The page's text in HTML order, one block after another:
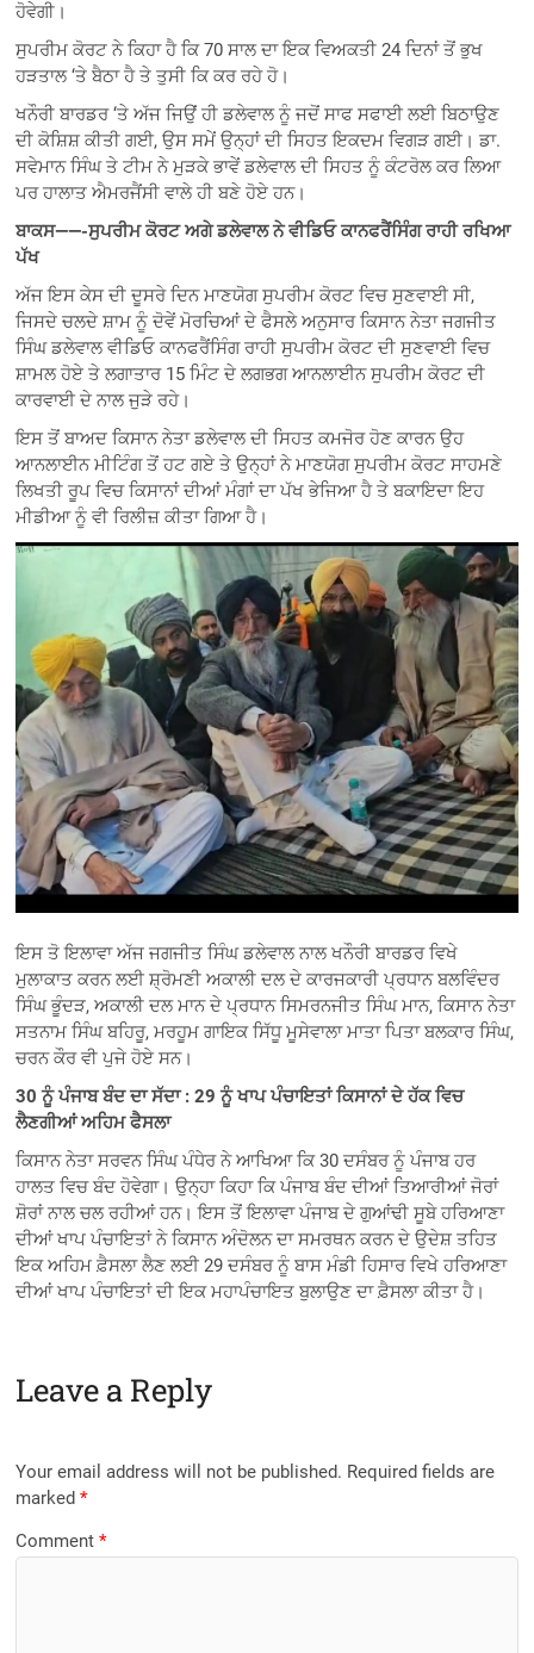
ਹੋਵੇਗੀ।
ਸੁਪਰੀਮ ਕੋਰਟ ਨੇ ਕਿਹਾ ਹੈ ਕਿ 70 ਸਾਲ ਦਾ ਇਕ ਵਿਅਕਤੀ 24 ਦਿਨਾਂ ਤੋਂ ਭੁਖ
ਹੜਤਾਲ ‘ਤੇ ਬੈਠਾ ਹੈ ਤੇ ਤੁਸੀ ਕਿ ਕਰ ਰਹੇ ਹੋ।
ਖਨੌਰੀ ਬਾਰਡਰ ‘ਤੇ ਅੱਜ ਜਿਉਂ ਹੀ ਡਲੇਵਾਲ ਨੂੰ ਜਦੋਂ ਸਾਫ ਸਫਾਈ ਲਈ ਬਿਠਾਉਣ
ਦੀ ਕੋਸ਼ਿਸ਼ ਕੀਤੀ ਗਈ, ਉਸ ਸਮੇਂ ਉਨ੍ਹਾਂ ਦੀ ਸਿਹਤ ਇਕਦਮ ਵਿਗੜ ਗਈ। ਡਾ.
ਸਵੇਮਾਨ ਸਿੰਘ ਤੇ ਟੀਮ ਨੇ ਮੁੜਕੇ ਭਾਵੇਂ ਡਲੇਵਾਲ ਦੀ ਸਿਹਤ ਨੂੰ ਕੰਟਰੋਲ ਕਰ ਲਿਆ
ਪਰ ਹਾਲਾਤ ਐਮਰਜੈਂਸੀ ਵਾਲੇ ਹੀ ਬਣੇ ਹੋਏ ਹਨ।
ਬਾਕਸ——-ਸੁਪਰੀਮ ਕੋਰਟ ਅਗੇ ਡਲੇਵਾਲ ਨੇ ਵੀਡਿਓ ਕਾਨਫਰੈਂਸਿੰਗ ਰਾਹੀ ਰਖਿਆ
ਪੱਖ
ਅੱਜ ਇਸ ਕੇਸ ਦੀ ਦੂਸਰੇ ਦਿਨ ਮਾਣਯੋਗ ਸੁਪਰੀਮ ਕੋਰਟ ਵਿਚ ਸੁਣਵਾਈ ਸੀ,
ਜਿਸਦੇ ਚਲਦੇ ਸ਼ਾਮ ਨੂੰ ਦੋਵੇਂ ਮੋਰਚਿਆਂ ਦੇ ਫੈਸਲੇ ਅਨੁਸਾਰ ਕਿਸਾਨ ਨੇਤਾ ਜਗਜੀਤ
ਸਿੰਘ ਡਲੇਵਾਲ ਵੀਡਿਓ ਕਾਨਫਰੈਂਸਿੰਗ ਰਾਹੀ ਸੁਪਰੀਮ ਕੋਰਟ ਦੀ ਸੁਣਵਾਈ ਵਿਚ
ਸ਼ਾਮਲ ਹੋਏ ਤੇ ਲਗਾਤਾਰ 15 ਮਿੰਟ ਦੇ ਲਗਭਗ ਆਨਲਾਈਨ ਸੁਪਰੀਮ ਕੋਰਟ ਦੀ
ਕਾਰਵਾਈ ਦੇ ਨਾਲ ਜੁੜੇ ਰਹੇ।
ਇਸ ਤੋਂ ਬਾਅਦ ਕਿਸਾਨ ਨੇਤਾ ਡਲੇਵਾਲ ਦੀ ਸਿਹਤ ਕਮਜੋਰ ਹੋਣ ਕਾਰਨ ਉਹ
ਆਨਲਾਈਨ ਮੀਟਿੰਗ ਤੋਂ ਹਟ ਗਏ ਤੇ ਉਨ੍ਹਾਂ ਨੇ ਮਾਣਯੋਗ ਸੁਪਰੀਮ ਕੋਰਟ ਸਾਹਮਣੇ
ਲਿਖਤੀ ਰੂਪ ਵਿਚ ਕਿਸਾਨਾਂ ਦੀਆਂ ਮੰਗਾਂ ਦਾ ਪੱਖ ਭੇਜਿਆ ਹੈ ਤੇ ਬਕਾਇਦਾ ਇਹ
ਮੀਡੀਆ ਨੂੰ ਵੀ ਰਿਲੀਜ਼ ਕੀਤਾ ਗਿਆ ਹੈ।
ਇਸ ਤੋ ਇਲਾਵਾ ਅੱਜ ਜਗਜੀਤ ਸਿੰਘ ਡਲੇਵਾਲ ਨਾਲ ਖਨੌਰੀ ਬਾਰਡਰ ਵਿਖੇ
ਮੁਲਾਕਾਤ ਕਰਨ ਲਈ ਸ਼੍ਰੋਮਣੀ ਅਕਾਲੀ ਦਲ ਦੇ ਕਾਰਜਕਾਰੀ ਪ੍ਰਧਾਨ ਬਲਵਿੰਦਰ
ਸਿੰਘ ਭੂੰਦੜ, ਅਕਾਲੀ ਦਲ ਮਾਨ ਦੇ ਪ੍ਰਧਾਨ ਸਿਮਰਨਜੀਤ ਸਿੰਘ ਮਾਨ, ਕਿਸਾਨ ਨੇਤਾ
ਸਤਨਾਮ ਸਿੰਘ ਬਹਿਰੂ, ਮਰਹੂਮ ਗਾਇਕ ਸਿੱਧੂ ਮੂਸੇਵਾਲਾ ਮਾਤਾ ਪਿਤਾ ਬਲਕਾਰ ਸਿੰਘ,
ਚਰਨ ਕੌਰ ਵੀ ਪੁਜੇ ਹੋਏ ਸਨ।
30 ਨੂੰ ਪੰਜਾਬ ਬੰਦ ਦਾ ਸੱਦਾ : 29 ਨੂੰ ਖਾਪ ਪੰਚਾਇਤਾਂ ਕਿਸਾਨਾਂ ਦੇ ਹੱਕ ਵਿਚ
ਲੈਣਗੀਆਂ ਅਹਿਮ ਫੈਸਲਾ
ਕਿਸਾਨ ਨੇਤਾ ਸਰਵਨ ਸਿੰਘ ਪੰਧੇਰ ਨੇ ਆਖਿਆ ਕਿ 30 ਦਸੰਬਰ ਨੂੰ ਪੰਜਾਬ ਹਰ
ਹਾਲਤ ਵਿਚ ਬੰਦ ਹੋਵੇਗਾ। ਉਨ੍ਹਾ ਕਿਹਾ ਕਿ ਪੰਜਾਬ ਬੰਦ ਦੀਆਂ ਤਿਆਰੀਆਂ ਜੋਰਾਂ
ਸ਼ੋਰਾਂ ਨਾਲ ਚਲ ਰਹੀਆਂ ਹਨ। ਇਸ ਤੋਂ ਇਲਾਵਾ ਪੰਜਾਬ ਦੇ ਗੁਆਂਢੀ ਸੂਬੇ ਹਰਿਆਣਾ
ਦੀਆਂ ਖਾਪ ਪੰਚਾਇਤਾਂ ਨੇ ਕਿਸਾਨ ਅੰਦੋਲਨ ਦਾ ਸਮਰਥਨ ਕਰਨ ਦੇ ਉਦੇਸ਼ ਤਹਿਤ
ਇਕ ਅਹਿਮ ਫ਼ੈਸਲਾ ਲੈਣ ਲਈ 29 ਦਸੰਬਰ ਨੂੰ ਬਾਸ ਮੰਡੀ ਹਿਸਾਰ ਵਿਖੇ ਹਰਿਆਣਾ
ਦੀਆਂ ਖਾਪ ਪੰਚਾਇਤਾਂ ਦੀ ਇਕ ਮਹਾਪੰਚਾਇਤ ਬੁਲਾਉਣ ਦਾ ਫ਼ੈਸਲਾ ਕੀਤਾ ਹੈ।
Leave a Reply
Your email address will not be published. Required fields are
marked*
Comment*